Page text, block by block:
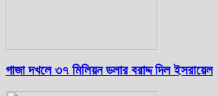
গাজা দখলে ৩৭ মিলিয়ন ডলার বরাদ্দ দিল ইসরায়েল